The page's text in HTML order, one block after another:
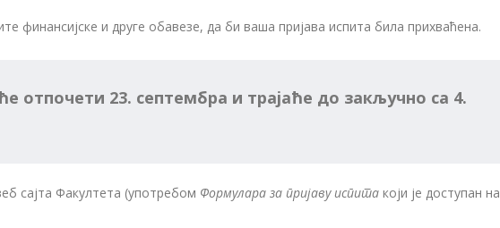
финансијске и друге обавезе, да би ваша пријава испита била прихваћена.
отпочети 23. септембра и трајаће до закључно са 4.
сајта Факултета (употребом Формулара за пријаву испита који је доступан на